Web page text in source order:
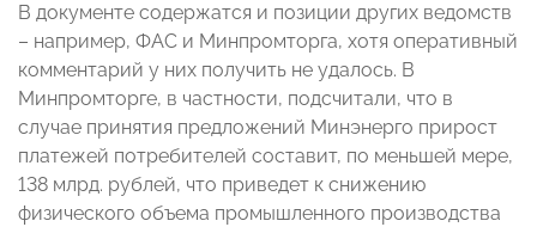
В документе содержатся и позиции других ведомств
– например, ФАС и Минпромторга, хотя оперативный
комментарий у них получить не удалось. В
Минпромторге, в частности, подсчитали, что в
случае принятия предложений Минэнерго прирост
платежей потребителей составит, по меньшей мере,
138 млрд. рублей, что приведет к снижению
физического объема промышленного производства